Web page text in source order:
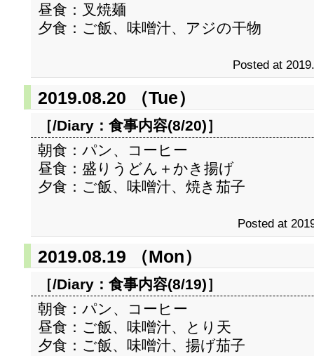
昼食：叉焼麺
夕食：ご飯、味噌汁、アジの干物
Posted at
2019.08.20 （Tue）
［/Diary： 食事内容(8/20)］
朝食：パン、コーヒー
昼食：盛りうどん＋かき揚げ
夕食：ご飯、味噌汁、焼き茄子
Posted at
2019.08.19 （Mon）
［/Diary： 食事内容(8/19)］
朝食：パン、コーヒー
昼食：ご飯、味噌汁、とり天
夕食：ご飯、味噌汁、揚げ茄子